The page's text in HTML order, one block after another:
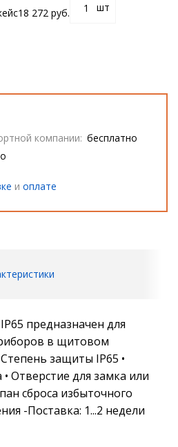
18 272 руб. шт
компании: бесплатно
и оплате
предназначен для
в щитовом
защиты IP65 •
• Отверстие для замка или
сброса избыточного
-Поставка: 1...2 недели